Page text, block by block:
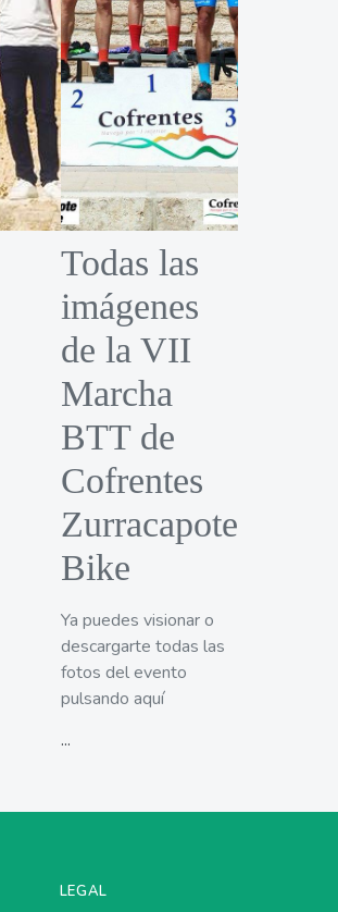
Todas las
imágenes
de la VII
Marcha
BTT de
Cofrentes
Zurracapote
Bike
Ya puedes visionar o
descargarte todas las
fotos del evento
pulsando aquí
...
LEGAL